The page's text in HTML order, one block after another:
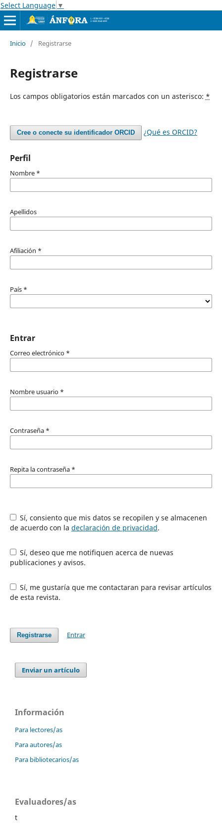
Select Language ▼
Inicio / Registrarse
Registrarse
Los campos obligatorios están marcados con un asterisco: *
Cree o conecte su identificador ORCID ¿Qué es ORCID?
Perfil
Nombre *
Apellidos
Afiliación *
País *
Entrar
Correo electrónico *
Nombre usuario *
Contraseña *
Repita la contraseña *
Sí, consiento que mis datos se recopilen y se almacenen
de acuerdo con la declaración de privacidad.
Sí, deseo que me notifiquen acerca de nuevas
publicaciones y avisos.
Sí, me gustaría que me contactaran para revisar artículos
de esta revista.
Registrarse Entrar
Enviar un artículo
Información
Para lectores/as
Para autores/as
Para bibliotecarios/as
Evaluadores/as
t